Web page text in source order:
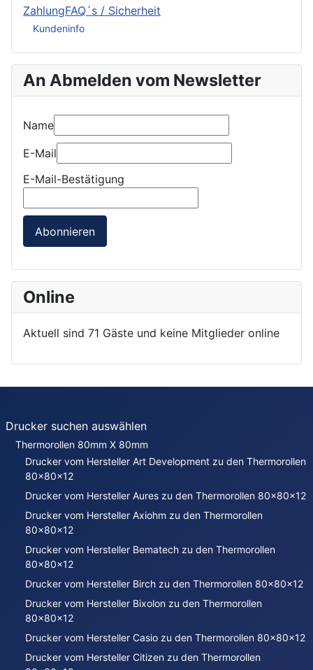
ZahlungFAQ´s / Sicherheit
Kundeninfo
An Abmelden vom Newsletter
Name
E-Mail
E-Mail-Bestätigung
Abonnieren
Online
Aktuell sind 71 Gäste und keine Mitglieder online
Drucker suchen auswählen
Thermorollen 80mm X 80mm
Drucker vom Hersteller Art Development zu den Thermorollen
80x80x12
Drucker vom Hersteller Aures zu den Thermorollen 80x80x12
Drucker vom Hersteller Axiohm zu den Thermorollen
80x80x12
Drucker vom Hersteller Bematech zu den Thermorollen
80x80x12
Drucker vom Hersteller Birch zu den Thermorollen 80x80x12
Drucker vom Hersteller Bixolon zu den Thermorollen
80x80x12
Drucker vom Hersteller Casio zu den Thermorollen 80x80x12
Drucker vom Hersteller Citizen zu den Thermorollen